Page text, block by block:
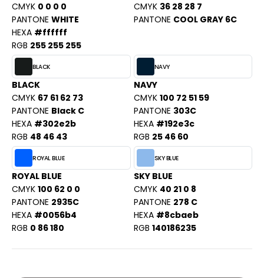
SHIRT
SHIRT
PROFESSIONNELLE
- BLOUSON
- BLANKS
COOL
HOODS
T'S
SERIE
CMYK 0 0 0 0
PANTONE WHITE
HEXA #ffffff
RGB 255 255 255
CMYK 36 28 28 7
PANTONE COOL GRAY 6C
BLACK
BLACK
CMYK 67 61 62 73
PANTONE Black C
HEXA #302e2b
RGB 48 46 43
NAVY
NAVY
CMYK 100 72 51 59
PANTONE 303C
HEXA #192e3c
RGB 25 46 60
ROYAL BLUE
ROYAL BLUE
CMYK 100 62 0 0
PANTONE 2935C
HEXA #0056b4
RGB 0 86 180
SKY BLUE
SKY BLUE
CMYK 40 21 0 8
PANTONE 278 C
HEXA #8cbaeb
RGB 140186235